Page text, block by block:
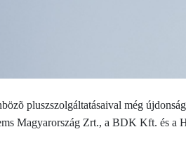
pluszszolgáltatásaival még
Magyarország Zrt., a BDK Kft. és a